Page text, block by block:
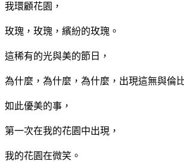
我環顧花園，
玫瑰，玫瑰，繽紛的玫瑰。
這稀有的光與美的節日，
為什麼，為什麼，為什麼，出現這無與倫
如此優美的事，
第一次在我的花園中出現，
我的花園在微笑。